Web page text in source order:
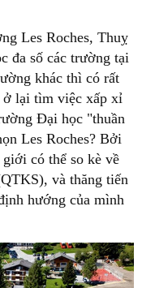
Les Roches, Thuỵ
đa số các trường tại
khác thì có rất
lại tìm việc xấp xỉ
Đại học "thuần
Les Roches? Bởi
có thể so kè về
và thăng tiến
hướng của mình